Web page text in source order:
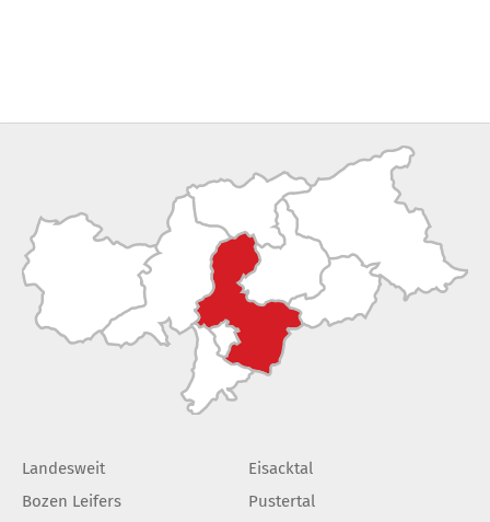
Landesweit
Bozen Leifers
Eisacktal
Pustertal